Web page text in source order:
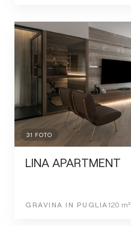
31 FOTO
LINA APARTMENT
GRAVINA IN PUGLIA 120 m²